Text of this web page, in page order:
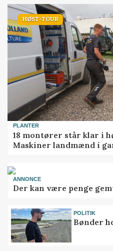
HØST-TOUR
PLANTER
18 montører står klar i
Maskiner landmænd i
ANNONCE
Der kan være penge
POLITIK
Bønder